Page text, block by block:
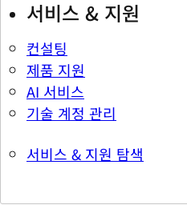
서비스 & 지원
컨설팅
제품 지원
AI 서비스
기술 계정 관리
서비스 & 지원 탐색